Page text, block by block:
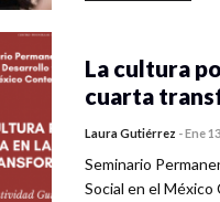
La cultura
cuarta
Laura Gutiérrez -Ene
Seminario
Social en el